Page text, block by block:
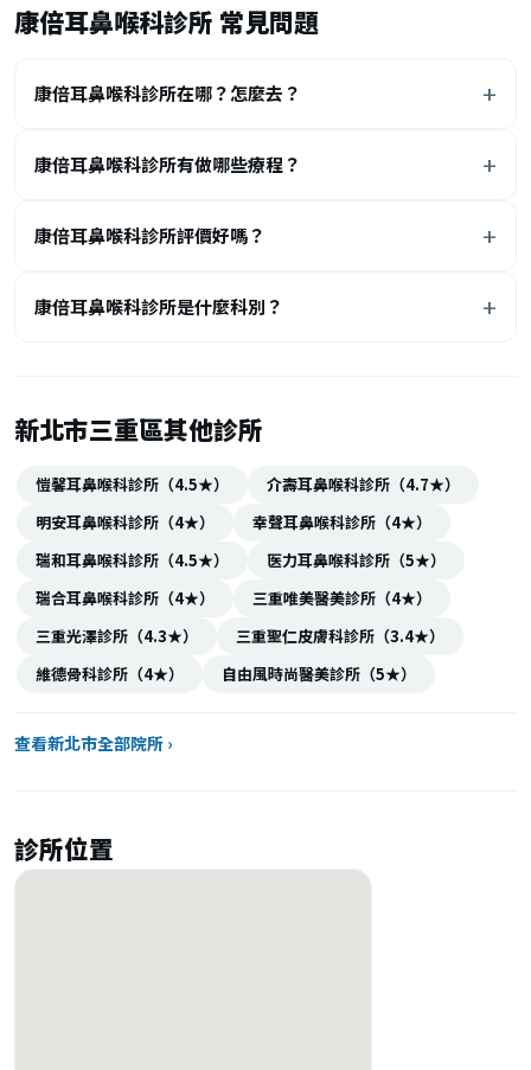
康倍耳鼻喉科診所 常見問題
康倍耳鼻喉科診所在哪？怎麼去？
康倍耳鼻喉科診所有做哪些療程？
康倍耳鼻喉科診所評價好嗎？
康倍耳鼻喉科診所是什麼科別？
新北市三重區其他診所
愷馨耳鼻喉科診所（4.5★）
介壽耳鼻喉科診所（4.7★）
明安耳鼻喉科診所（4★）
幸聲耳鼻喉科診所（4★）
瑞和耳鼻喉科診所（4.5★）
医力耳鼻喉科診所（5★）
瑞合耳鼻喉科診所（4★）
三重唯美醫美診所（4★）
三重光澤診所（4.3★）
三重聖仁皮膚科診所（3.4★）
維德骨科診所（4★）
自由風時尚醫美診所（5★）
查看新北市全部院所 ›
診所位置